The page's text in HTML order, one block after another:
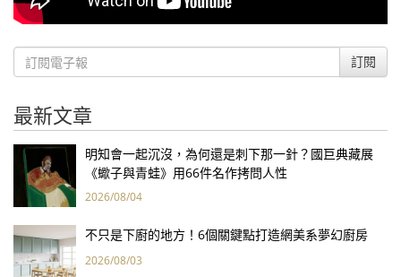
訂閱
最新文章
明知會一起沉沒，為何還是刺下那一針？國巨典藏展
《蠍子與青蛙》用66件名作拷問人性
2026/08/04
不只是下廚的地方！6個關鍵點打造網美系夢幻廚房
2026/08/03